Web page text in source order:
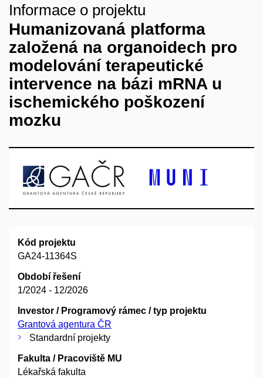
Informace o projektu
Humanizovaná platforma
založená na organoidech pro
modelování terapeutické
intervence na bázi mRNA u
ischemického poškození
mozku
Kód projektu
GA24-11364S
Období řešení
1/2024 - 12/2026
Investor / Programový rámec / typ projektu
Grantová agentura ČR
Standardní projekty
Fakulta / Pracoviště MU
Lékařská fakulta